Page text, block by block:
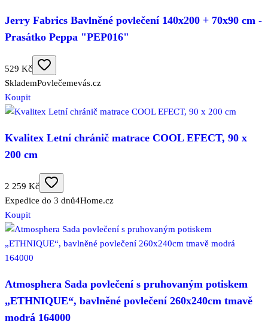
Jerry Fabrics Bavlněné povlečení 140x200 + 70x90 cm -
Prasátko Peppa "PEP016"
529 Kč
SklademPovlečemevás.cz
Koupit
Kvalitex Letní chránič matrace COOL EFECT, 90 x
200 cm
2 259 Kč
Expedice do 3 dnů4Home.cz
Koupit
Atmosphera Sada povlečení s pruhovaným potiskem
„ETHNIQUE“, bavlněné povlečení 260x240cm tmavě
modrá 164000